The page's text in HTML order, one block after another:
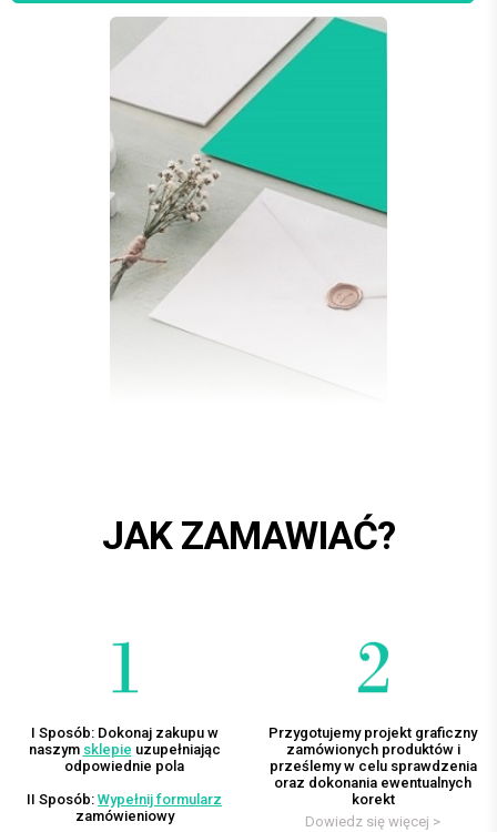
JAK ZAMAWIAĆ?
I Sposób: Dokonaj zakupu w
naszym sklepie uzupełniając
odpowiednie pola
II Sposób: Wypełnij formularz
zamówieniowy
Przygotujemy projekt graficzny
zamówionych produktów i
prześlemy w celu sprawdzenia
oraz dokonania ewentualnych
korekt
Dowiedz się więcej >